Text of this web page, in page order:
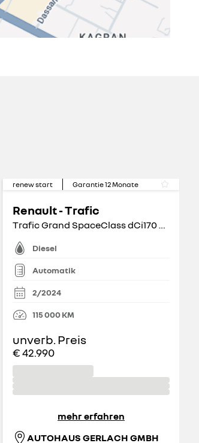
renew start Garantie12Monate
Renault - Trafic
Trafic Grand SpaceClass dCi170 Aut.
Diesel
Automatik
2/2024
115 000KM
unverb. Preis
€ 42.990
mehr erfahren
AUTOHAUS GERLACH GMBH